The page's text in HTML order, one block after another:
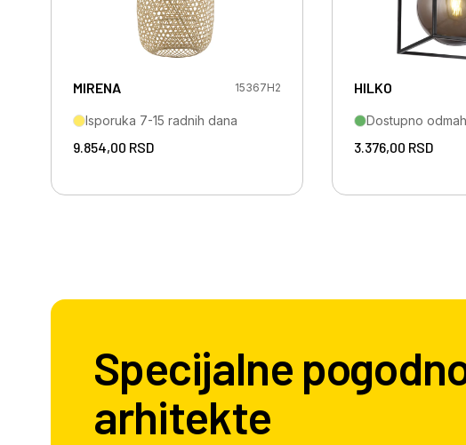
MIRENA 15367H2
Isporuka 7-15 radnih dana
9.854,00 RSD
HILKO
Dostupno odmah
3.376,00 RSD
Specijalne
arhitekte